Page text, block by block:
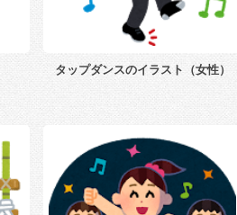
タップダンスのイラスト（女性）